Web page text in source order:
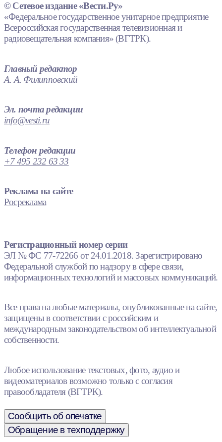
© Сетевое издание «Вести.Ру»
«Федеральное государственное унитарное предприятие
Всероссийская государственная телевизионная и
радиовещательная компания» (ВГТРК).
Главный редактор
А. А. Филипповский
Эл. почта редакции
info@vesti.ru
Телефон редакции
+7 495 232 63 33
Реклама на сайте
Росреклама
Регистрационный номер серии
ЭЛ № ФС 77-72266 от 24.01.2018. Зарегистрировано
Федеральной службой по надзору в сфере связи,
информационных технологий и массовых коммуникаций.
Все права на любые материалы, опубликованные на сайте,
защищены в соответствии с российским и
международным законодательством об интеллектуальной
собственности.
Любое использование текстовых, фото, аудио и
видеоматериалов возможно только с согласия
правообладателя (ВГТРК).
Сообщить об опечатке
Обращение в техподдержку